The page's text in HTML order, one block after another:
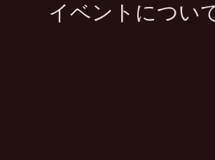
イベントについ